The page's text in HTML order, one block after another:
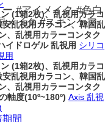
(1箱2枚)、乱視用カラコ
乱視用カラコン、韓国乱
、乱視用カラーコンタク
イドロゲル 乱視用 シリコ
用
(1箱2枚)、乱視用カラコ
乱視用カラコン、韓国乱
、乱視用カラーコンタク
軸度(10º~180º) Axis 乱視
間
#アイメイク #色白
メイク #スキンケア